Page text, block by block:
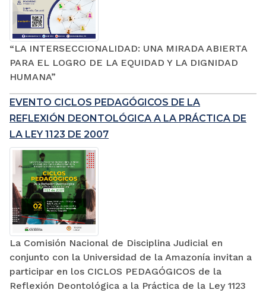
“LA INTERSECCIONALIDAD: UNA MIRADA ABIERTA
PARA EL LOGRO DE LA EQUIDAD Y LA DIGNIDAD
HUMANA”
EVENTO CICLOS PEDAGÓGICOS DE LA
REFLEXIÓN DEONTOLÓGICA A LA PRÁCTICA DE
LA LEY 1123 DE 2007
La Comisión Nacional de Disciplina Judicial en
conjunto con la Universidad de la Amazonía invitan a
participar en los CICLOS PEDAGÓGICOS de la
Reflexión Deontológica a la Práctica de la Ley 1123